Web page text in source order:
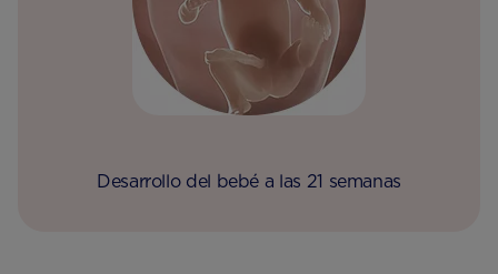
Desarrollo del bebé a las 21 semanas